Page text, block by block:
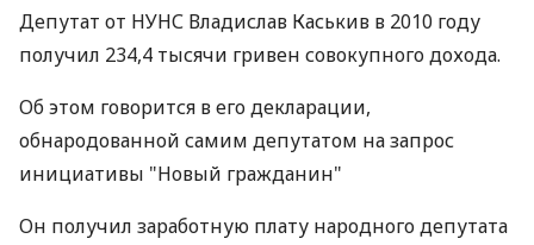
Депутат от НУНС Владислав Каськив в 2010 году
получил 234,4 тысячи гривен совокупного дохода.
Об этом говорится в его декларации,
обнародованной самим депутатом на запрос
инициативы "Новый гражданин"
Он получил заработную плату народного депутата